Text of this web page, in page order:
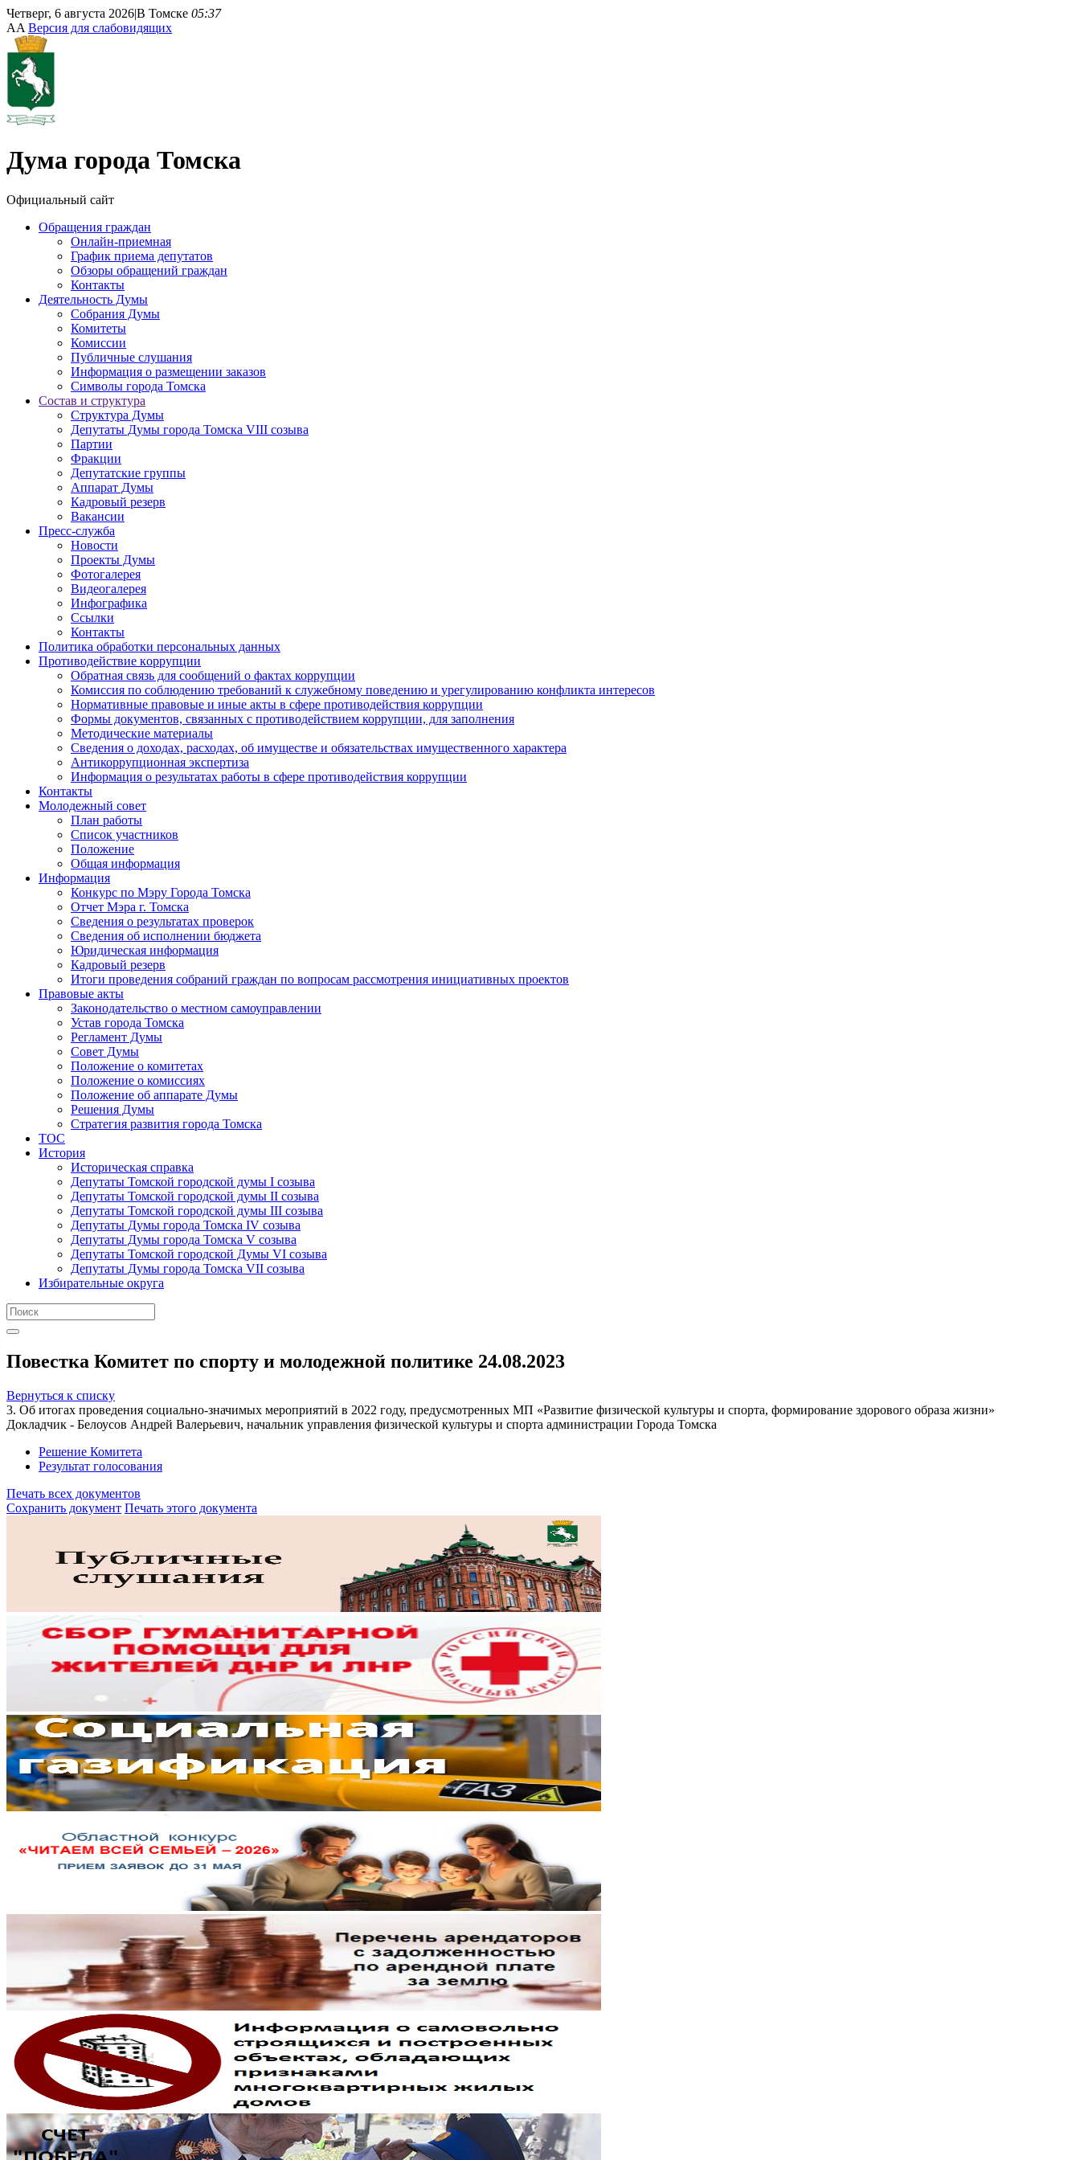
Четверг, 6 августа 2026|В Томске 05:37
AA Версия для слабовидящих
Дума города Томска
Официальный сайт
Обращения граждан
Онлайн-приемная
График приема депутатов
Обзоры обращений граждан
Контакты
Деятельность Думы
Собрания Думы
Комитеты
Комиссии
Публичные слушания
Информация о размещении заказов
Символы города Томска
Состав и структура
Структура Думы
Депутаты Думы города Томска VIII созыва
Партии
Фракции
Депутатские группы
Аппарат Думы
Кадровый резерв
Вакансии
Пресс-служба
Новости
Проекты Думы
Фотогалерея
Видеогалерея
Инфографика
Ссылки
Контакты
Политика обработки персональных данных
Прoтивoдeйствие кoрpупции
Обратная связь для сообщений о фактах коррупции
Комиссия по соблюдению требований к служебному поведению и урегулированию конфликта интересов
Нормативные правовые и иные акты в сфере противодействия коррупции
Формы документов, связанных с противодействием коррупции, для заполнения
Методические материалы
Сведения о доходах, расходах, об имуществе и обязательствах имущественного характера
Антикоррупционная экспертиза
Информация о результатах работы в сфере противодействия коррупции
Контакты
Молодежный совет
План работы
Список участников
Положение
Общая информация
Информация
Конкурс по Мэру Города Томска
Отчет Мэра г. Томска
Сведения о результатах проверок
Сведения об исполнении бюджета
Юридическая информация
Кадровый резерв
Итоги проведения собраний граждан по вопросам рассмотрения инициативных проектов
Правовые акты
Законодательство о местном самоуправлении
Устав города Томска
Регламент Думы
Совет Думы
Положение о комитетах
Положение о комиссиях
Положение об аппарате Думы
Решения Думы
Стратегия развития города Томска
ТОС
История
Историческая справка
Депутаты Томской городской думы I созыва
Депутаты Томской городской думы II созыва
Депутаты Томской городской думы III созыва
Депутаты Думы города Томска IV созыва
Депутаты Думы города Томска V созыва
Депутаты Томской городской Думы VI созыва
Депутаты Думы города Томска VII созыва
Избирательные округа
Повестка Комитет по спорту и молодежной политике 24.08.2023
Вернуться к списку
3. Об итогах проведения социально-значимых мероприятий в 2022 году, предусмотренных МП «Развитие физической культуры и спорта, формирование здорового образа жизни»
Докладчик - Белоусов Андрей Валерьевич, начальник управления физической культуры и спорта администрации Города Томска
Решение Комитета
Результат голосования
Печать всех документов
Сохранить документ Печать этого документа